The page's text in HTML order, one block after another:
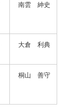
南雲 紳史
大倉 利典
桐山 善守